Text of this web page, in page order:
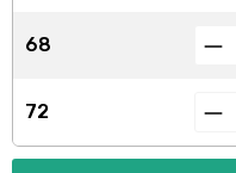
68
72